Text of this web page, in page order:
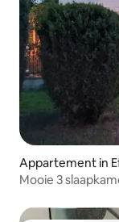
Appartement in
Mooie 3